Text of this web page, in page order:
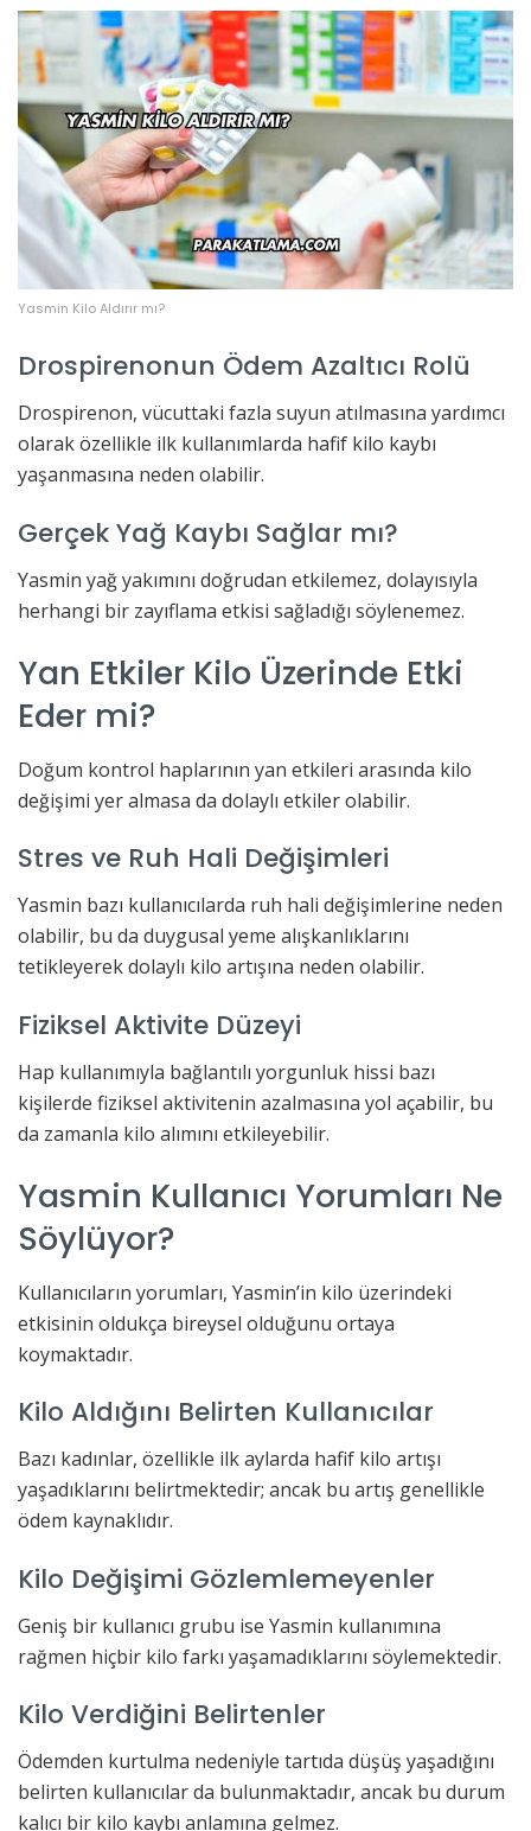
Yasmin Kilo Aldırır mı?
Drospirenonun Ödem Azaltıcı Rolü
Drospirenon, vücuttaki fazla suyun atılmasına yardımcı
olarak özellikle ilk kullanımlarda hafif kilo kaybı
yaşanmasına neden olabilir.
Gerçek Yağ Kaybı Sağlar mı?
Yasmin yağ yakımını doğrudan etkilemez, dolayısıyla
herhangi bir zayıflama etkisi sağladığı söylenemez.
Yan Etkiler Kilo Üzerinde Etki
Eder mi?
Doğum kontrol haplarının yan etkileri arasında kilo
değişimi yer almasa da dolaylı etkiler olabilir.
Stres ve Ruh Hali Değişimleri
Yasmin bazı kullanıcılarda ruh hali değişimlerine neden
olabilir, bu da duygusal yeme alışkanlıklarını
tetikleyerek dolaylı kilo artışına neden olabilir.
Fiziksel Aktivite Düzeyi
Hap kullanımıyla bağlantılı yorgunluk hissi bazı
kişilerde fiziksel aktivitenin azalmasına yol açabilir, bu
da zamanla kilo alımını etkileyebilir.
Yasmin Kullanıcı Yorumları Ne
Söylüyor?
Kullanıcıların yorumları, Yasmin’in kilo üzerindeki
etkisinin oldukça bireysel olduğunu ortaya
koymaktadır.
Kilo Aldığını Belirten Kullanıcılar
Bazı kadınlar, özellikle ilk aylarda hafif kilo artışı
yaşadıklarını belirtmektedir; ancak bu artış genellikle
ödem kaynaklıdır.
Kilo Değişimi Gözlemlemeyenler
Geniş bir kullanıcı grubu ise Yasmin kullanımına
rağmen hiçbir kilo farkı yaşamadıklarını söylemektedir.
Kilo Verdiğini Belirtenler
Ödemden kurtulma nedeniyle tartıda düşüş yaşadığını
belirten kullanıcılar da bulunmaktadır, ancak bu durum
kalıcı bir kilo kaybı anlamına gelmez.